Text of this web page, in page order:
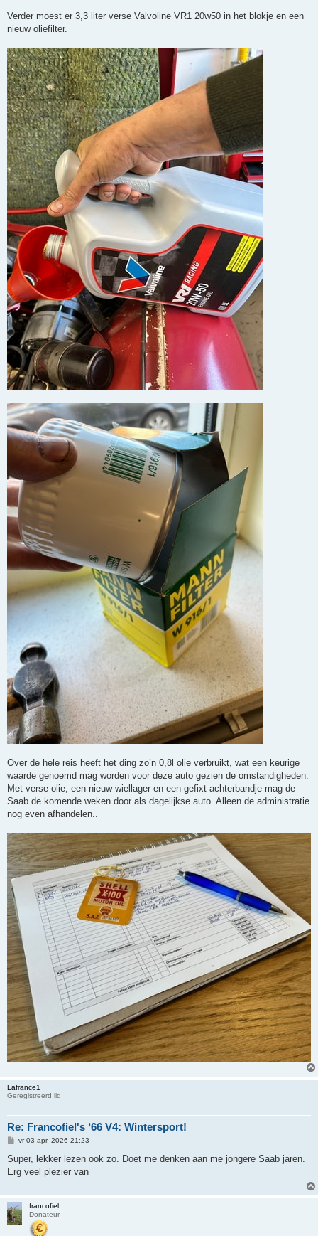
Verder moest er 3,3 liter verse Valvoline VR1 20w50 in het blokje en een
nieuw oliefilter.
Over de hele reis heeft het ding zo’n 0,8l olie verbruikt, wat een keurige
waarde genoemd mag worden voor deze auto gezien de omstandigheden.
Met verse olie, een nieuw wiellager en een gefixt achterbandje mag de
Saab de komende weken door als dagelijkse auto. Alleen de administratie
nog even afhandelen..
Lafrance1
Geregistreerd lid
Re: Francofiel's ‘66 V4: Wintersport!
B
r
c
vr 03 apr, 2026 21:23
Super, lekker lezen ook zo. Doet me denken aan me jongere Saab jaren.
Erg veel plezier van
francofiel
Donateur